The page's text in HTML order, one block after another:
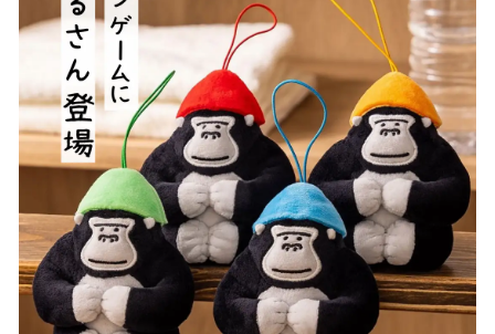
込
で
す